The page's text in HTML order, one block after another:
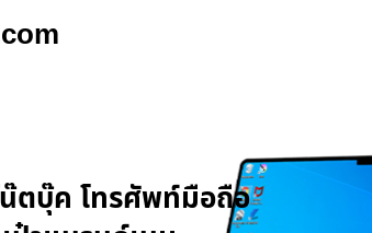
นค้าไอที
ตบุ๊ค โทรศัพท์มือถือ